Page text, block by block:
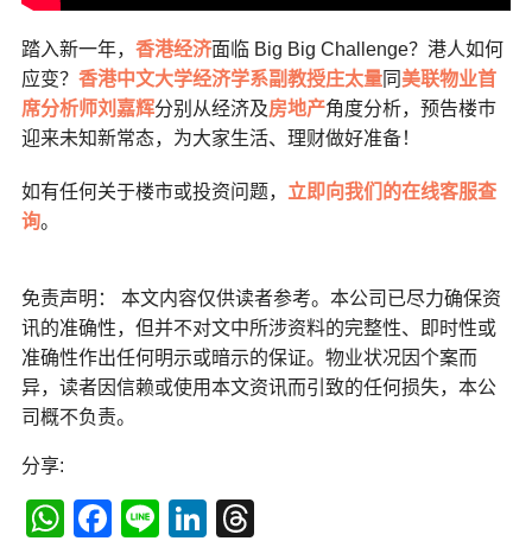
踏入新一年， 香港经济面临 Big Big Challenge？港人如何
应变？ 香港中文大学经济学系副教授庄太量同 美联物业首
席分析师刘嘉辉分别从经济及房地产角度分析，预告楼巿
迎来未知新常态，为大家生活、理财做好准备！
如有任何关于楼市或投资问题， 立即向我们的在线客服查
询。
免责声明： 本文内容仅供读者参考。本公司已尽力确保资
讯的准确性，但并不对文中所涉资料的完整性、即时性或
准确性作出任何明示或暗示的保证。物业状况因个案而
异，读者因信赖或使用本文资讯而引致的任何损失，本公
司概不负责。
分享:
WhatsApp
Facebook
LineLinkedIn